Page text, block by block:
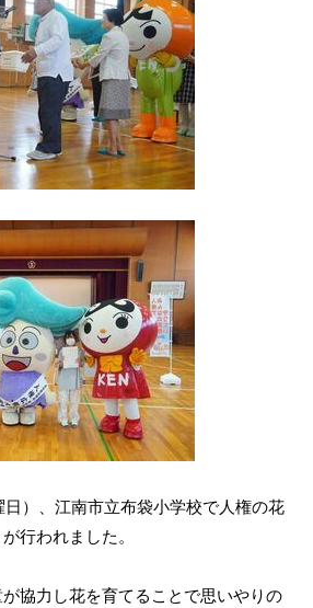
）、江南市立布袋小学校で人権の花
行われました。
協力し花を育てることで思いやりの